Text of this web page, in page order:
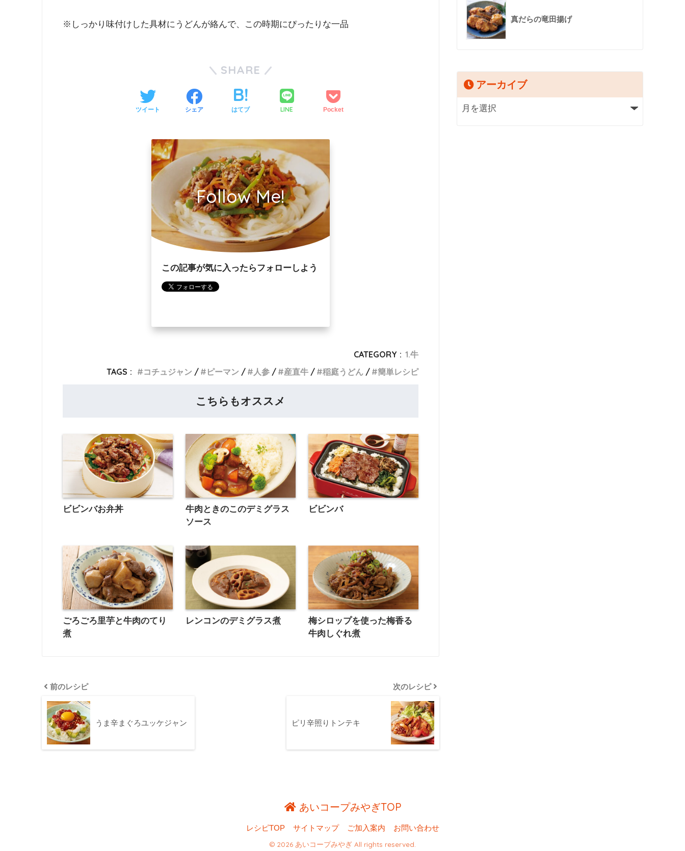
※しっかり味付けした具材にうどんが絡んで、この時期にぴったりな一品
SHARE
ツイート シェア はてブ LINE Pocket
Follow Me!
この記事が気に入ったらフォローしよう
CATEGORY : 1.牛
TAGS :
コチュジャン ピーマン 人参 産直牛 稲庭うどん 簡単レシピ
こちらもオススメ
ビビンバお弁丼
牛肉ときのこのデミグラス
ソース
ビビンバ
ごろごろ里芋と牛肉のてり
煮
レンコンのデミグラス煮
梅シロップを使った梅香る
牛肉しぐれ煮
前のレシピ
うま辛まぐろユッケジャン
次のレシピ
ピリ辛照りトンテキ
真だらの竜田揚げ
アーカイブ
あいコープみやぎTOP
レシピTOP サイトマップ ご加入案内 お問い合わせ
© 2026 あいコープみやぎ All rights reserved.